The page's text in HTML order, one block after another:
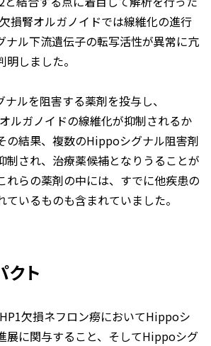
損腎オルガノイドでは線維化の進行
ナル下流遺伝子の転写活性が異常に亢
しました。
ルを阻害する薬剤を投与し、
ルガノイドの線維化が抑制されるか
の結果、複数のHippoシグナル阻害剤
制され、治療薬候補となりうることが
れらの薬剤の中には、すでに他疾患の
いるものも含まれていました。
クト
欠損ネフロン癆においてHippoシ
展に関与すること、そしてHippoシグ